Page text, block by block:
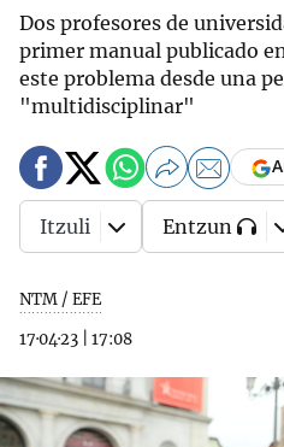
Dos profesores de
primer manual publicado
este problema desde una
"multidisciplinar"
NTM / EFE
17·04·23
17:08
Itzuli Entzun